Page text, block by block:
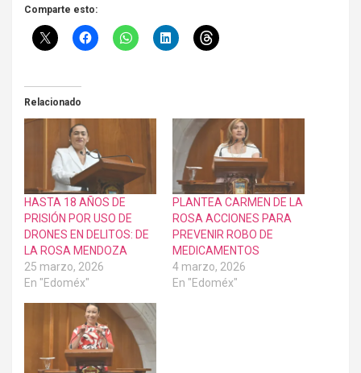
Comparte esto:
Relacionado
HASTA 18 AÑOS DE
PRISIÓN POR USO DE
DRONES EN DELITOS: DE
LA ROSA MENDOZA
25 marzo, 2026
En "Edoméx"
PLANTEA CARMEN DE LA
ROSA ACCIONES PARA
PREVENIR ROBO DE
MEDICAMENTOS
4 marzo, 2026
En "Edoméx"